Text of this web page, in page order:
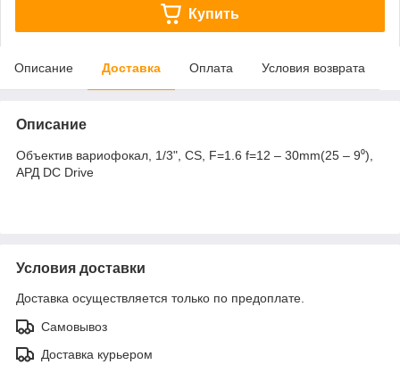
Купить
Описание Доставка Оплата Условия возврата
Описание
Объектив вариофокал, 1/3", CS, F=1.6 f=12 – 30mm(25 – 9⁰),
АРД DC Drive
Условия доставки
Доставка осуществляется только по предоплате.
Самовывоз
Доставка курьером